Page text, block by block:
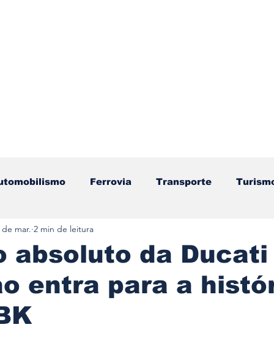
Ferrovia Transporte
Motos
Gastronomia Videojogos/
absoluto da Ducati
entra para a
de mar. 2 min de leitura